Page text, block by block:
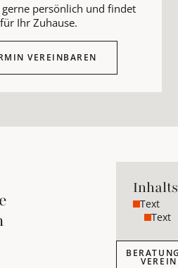
gerne persönlich und findet
Ihr Zuhause.
VEREINBAREN
Text
Text